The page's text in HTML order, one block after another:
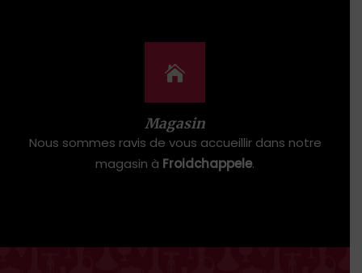
Magasin
Nous sommes ravis de vous accueillir dans notre
magasin à Froidchappele.